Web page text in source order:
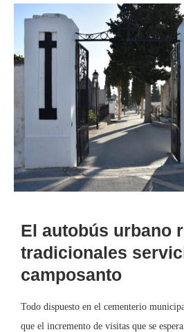
El autobús urbano
tradicionales
camposanto
Todo dispuesto en el cementerio
que el incremento de visitas que se